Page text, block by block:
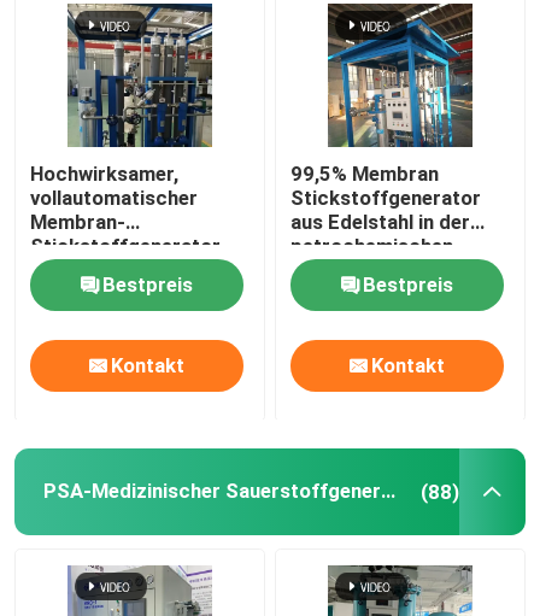
Hochwirksamer,
vollautomatischer
Membran-
Stickstoffgenerator
für die Petrochemie
Bestpreis
Kontakt
99,5% Membran
Stickstoffgenerator
aus Edelstahl in der
petrochemischen
Industrie
Bestpreis
Kontakt
PSA-Medizinischer Sauerstoffgenerator (88)